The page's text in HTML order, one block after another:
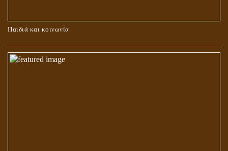
Παιδιά και κοινωνία
ΚΑΥΣΗ Ή ΤΑΦΗ ΤΩΝ ΝΕΚΡΩΝ?